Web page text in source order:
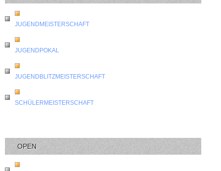
JUGENDMEISTERSCHAFT
JUGENDPOKAL
JUGENDBLITZMEISTERSCHAFT
SCHÜLERMEISTERSCHAFT
OPEN